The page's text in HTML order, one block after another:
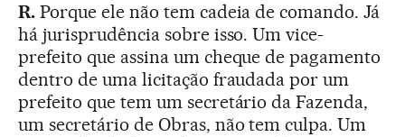
R. Porque ele não tem cadeia de comando. Já
há jurisprudência sobre isso. Um vice-
prefeito que assina um cheque de pagamento
dentro de uma licitação fraudada por um
prefeito que tem um secretário da Fazenda,
um secretário de Obras, não tem culpa. Um